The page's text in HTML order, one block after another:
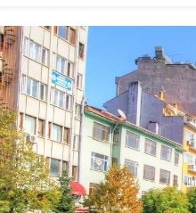
ECZANELER